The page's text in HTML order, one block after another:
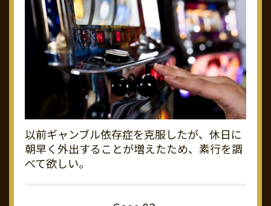
以前ギャンブル依存症を克服したが、休日に
朝早く外出することが増えたため、素行を調
べて欲しい。